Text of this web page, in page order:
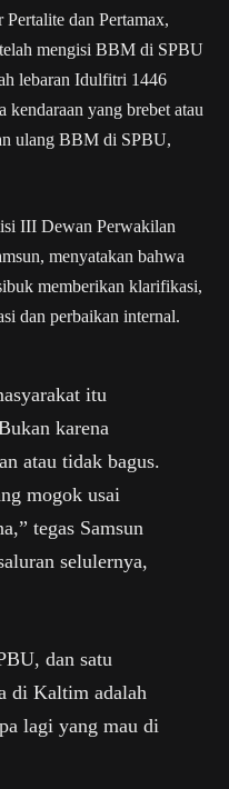
Pertalite dan Pertamax,
mengisi BBM di SPBU
lebaran Idulfitri 1446
kendaraan yang brebet atau
ulang BBM di SPBU,
III Dewan Perwakilan
menyatakan bahwa
memberikan klarifikasi,
dan perbaikan internal.
itu
karena
atau tidak bagus.
mogok usai
tegas Samsun
selulernya,
dan satu
di Kaltim adalah
lagi yang mau di